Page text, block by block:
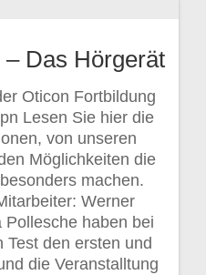
Das Hörgerät
Oticon Fortbildung
Lesen Sie hier die
von unseren
Möglichkeiten die
machen.
Werner
haben bei
den ersten und
die Veranstalltung